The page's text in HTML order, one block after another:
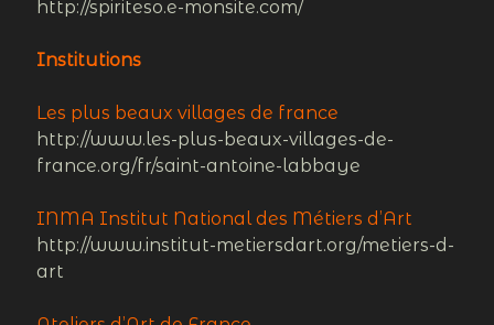
http://spiriteso.e-monsite.com/
Institutions
Les plus beaux villages de france
http://www.les-plus-beaux-villages-de-
france.org/fr/saint-antoine-labbaye
INMA Institut National des Métiers d’Art
http://www.institut-metiersdart.org/metiers-d-
art